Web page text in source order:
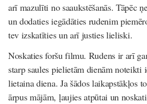
arī mazulīti no saaukstēšanās. Tāpēc
un dodaties iegādāties rudenim
tev izskatīties un arī justies lieliski.
Noskaties foršu filmu. Rudens ir arī
starp saules pielietām dienām noteikti
lietaina diena. Ja šādos laikapstākļos
ārpus mājām, ļaujies atpūtai un